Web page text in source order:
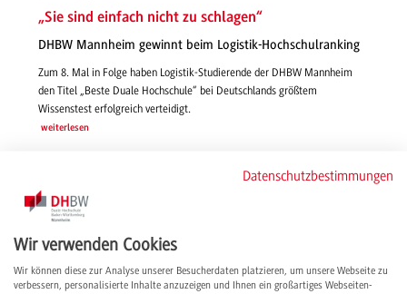
„Sie sind einfach nicht zu schlagen“
DHBW Mannheim gewinnt beim Logistik-Hochschulranking
Zum 8. Mal in Folge haben Logistik-Studierende der DHBW Mannheim
den Titel „Beste Duale Hochschule“ bei Deutschlands größtem
Wissenstest erfolgreich verteidigt.
weiterlesen
Datenschutzbestimmungen
Wir verwenden Cookies
Wir können diese zur Analyse unserer Besucherdaten platzieren, um unsere Webseite zu
verbessern, personalisierte Inhalte anzuzeigen und Ihnen ein großartiges Webseiten-